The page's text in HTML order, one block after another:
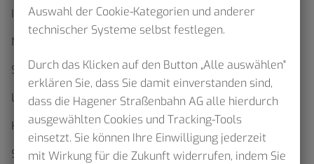
Interaktiver Netzplan
Netzpläne als Download
Sommerfahrplan 2026
Linienfahrpläne
Haltestellenskizzen
Schülerverkehr
Auswahl der Cookie-Kategorien und anderer
technischer Systeme selbst festlegen.
Durch das Klicken auf den Button „Alle auswählen"
erklären Sie, dass Sie damit einverstanden sind,
dass die Hagener Straßenbahn AG alle hierdurch
ausgewählten Cookies und Tracking-Tools
einsetzt. Sie können Ihre Einwilligung jederzeit
mit Wirkung für die Zukunft widerrufen, indem Sie